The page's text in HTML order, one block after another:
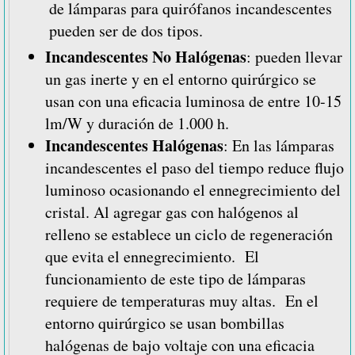
de lámparas para quirófanos incandescentes
pueden ser de dos tipos.
Incandescentes No Halógenas: pueden llevar
un gas inerte y en el entorno quirúrgico se
usan con una eficacia luminosa de entre 10-15
lm/W y duración de 1.000 h.
Incandescentes Halógenas: En las lámparas
incandescentes el paso del tiempo reduce flujo
luminoso ocasionando el ennegrecimiento del
cristal. Al agregar gas con halógenos al
relleno se establece un ciclo de regeneración
que evita el ennegrecimiento. El
funcionamiento de este tipo de lámparas
requiere de temperaturas muy altas. En el
entorno quirúrgico se usan bombillas
halógenas de bajo voltaje con una eficacia